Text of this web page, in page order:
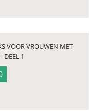
VOOR VROUWEN MET
DEEL 1